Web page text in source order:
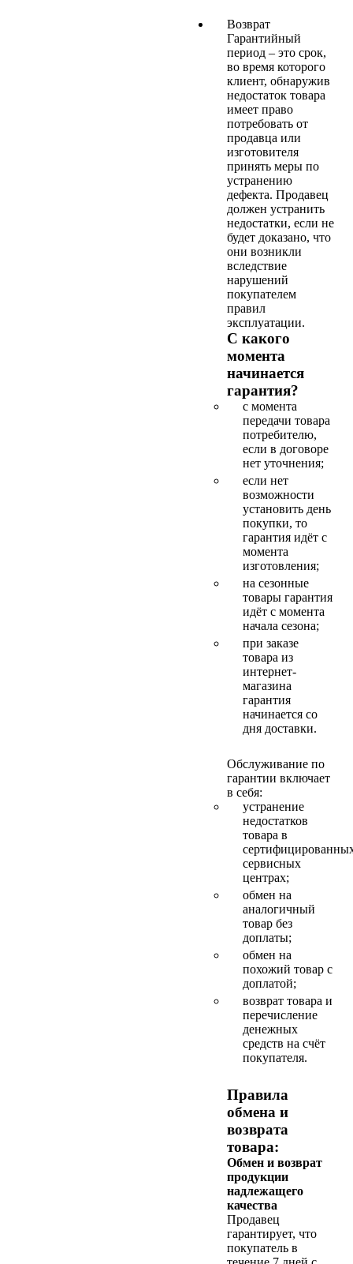
Возврат
Гарантийный
период – это срок,
во время которого
клиент, обнаружив
недостаток товара
имеет право
потребовать от
продавца или
изготовителя
принять меры по
устранению
дефекта. Продавец
должен устранить
недостатки, если не
будет доказано, что
они возникли
вследствие
нарушений
покупателем
правил
эксплуатации.
С какого
момента
начинается
гарантия?
с момента
передачи товара
потребителю,
если в договоре
нет уточнения;
если нет
возможности
установить день
покупки, то
гарантия идёт с
момента
изготовления;
на сезонные
товары гарантия
идёт с момента
начала сезона;
при заказе
товара из
интернет-
магазина
гарантия
начинается со
дня доставки.
Обслуживание по
гарантии включает
в себя:
устранение
недостатков
товара в
сервисных
центрах;
обмен на
аналогичный
товар без
доплаты;
обмен на
похожий товар с
доплатой;
возврат товара и
перечисление
денежных
средств на счёт
покупателя.
Правила
обмена и
возврата
товара:
Обмен и возврат
продукции
надлежащего
качества
Продавец
гарантирует, что
покупатель в